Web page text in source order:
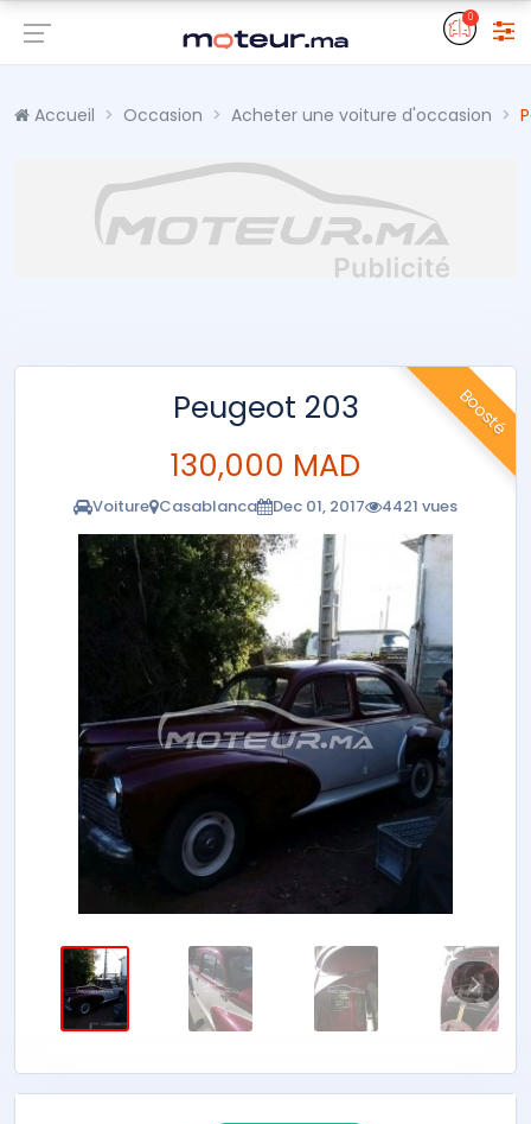
0
Accueil Occasion Acheter une voiture d'occasion
Boosté
Peugeot 203
130,000 MAD
Voiture Casablanca Dec 01, 2017 4421 vues